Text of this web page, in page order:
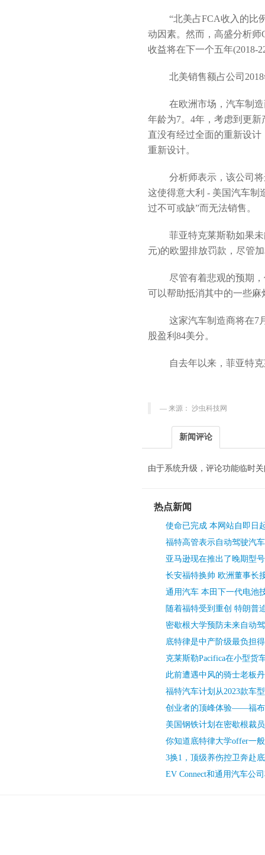
“北美占FCA收入的比
动因素。然而，高盛分析师
收益将在下一个五年(2018-
北美销售额占公司
在欧洲市场，汽车制
年龄为7。4年，考虑到更
直没有经过全面的重新设计
重新设计。
分析师表示，该公司
这使得意大利 - 美国汽车制
过不可或缺”而无法销售。
菲亚特克莱斯勒如果
元)的欧盟排放罚款，尽管
尽管有着悲观的预期
可以帮助抵消其中的一些麻
这家汽车制造商将在7
股盈利84美分。
自去年以来，菲亚特
来源： 沙虫科技网
新闻评论
由于系统升级，评论功能临时
热点新闻
使命已完成 本网站自即日
福特高管表示自动驾驶汽
亚马逊现在推出了晚期型
长安福特换帅 欧洲董事长
通用汽车 本田下一代电池
随着福特受到重创 特朗普
密歇根大学预防未来自动
底特律是中产阶级最负担
克莱斯勒Pacifica在小型货
此前遭遇中风的骑士老板
福特汽车计划从2023款车
创业者的顶峰体验——福布
美国钢铁计划在密歇根裁
你知道底特律大学offer一
3换1，顶级养伤控卫奔赴
EV Connect和通用汽车公